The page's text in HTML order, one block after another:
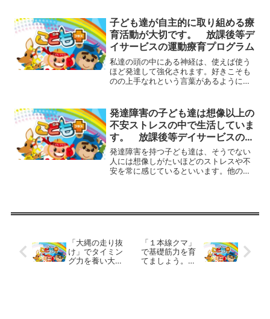
していくこと、その上でスムーズに生活
していくために必要な力を身...
子ども達が自主的に取り組める療
育活動が大切です。 放課後等デ
イサービスの運動療育プログラム
私達の頭の中にある神経は、使えば使う
ほど発達して強化されます。好きこそも
のの上手なれという言葉があるように好
返すほど嫌いになっていきます。なの
で、子どもがやりたくないとい...
発達障害の子ども達は想像以上の
不安ストレスの中で生活していま
す。 放課後等デイサービスの運
動療育プログラム
発達障害を持つ子ども達は、そうでない
人には想像しがたいほどのストレスや不
安を常に感じているといいます。他の子
「大縄の走り抜
け」でタイミン
グ力を養い大縄
「１本線クマ」
で基礎筋力を育
てましょう。